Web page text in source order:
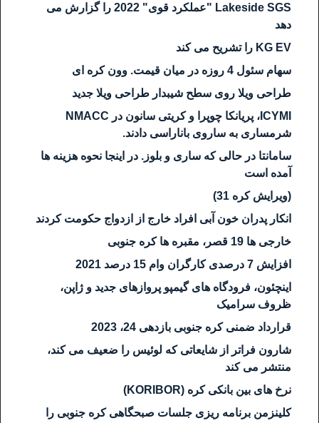
Lakeside SGS "عملکرد قوی" 2022 را گزارش می
دهد
KG EV را تشریح می کند
سهام سئول 4 روزه در میان قیمت. وون کره ای
طراحی ویلا روی سطح شیبدار طراحی ویلا جدید
ICYMI، پریانکا چوپرا و کریتی سانون در NMACC
شرمساری به ساروی باناراسی دادند.
سامانتا در حالی که ساری و بلوز. در اینجا نحوه هزینه ها
آمده است
(ویرایش کره 31)
انکار پدران خون آبی افراد خارج از ازدواج حکومت کردند
خارجی ها 19 قصر، مقبره ها کره جنوبی
افزایش 7 درصدی کارگران وام 15 درصد 2021
اینچئون، فرودگاه های گیمپو پروازهای جدید و ژاپن،
ظروف سرامیک
قرارداد ضمنی کره جنوبی بازدهی 24، 2023
شارون فراتر از شایعاتی که لوئیس را ضعیف می کند،
منتشر می کند
نرخ های بین بانکی کره (KORIBOR)
کلینزمن برنامه ریزی جلسات صبحگاهی کره جنوبی را